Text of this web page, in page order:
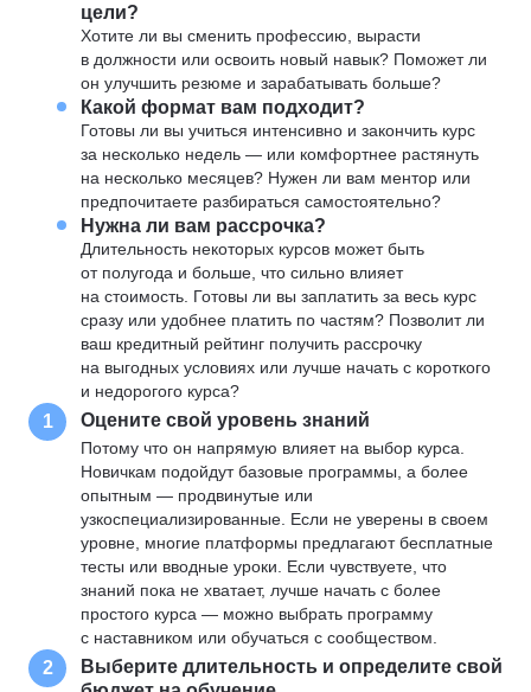
цели?
Хотите ли вы сменить профессию, вырасти
в должности или освоить новый навык? Поможет ли
он улучшить резюме и зарабатывать больше?
Какой формат вам подходит?
Готовы ли вы учиться интенсивно и закончить курс
за несколько недель — или комфортнее растянуть
на несколько месяцев? Нужен ли вам ментор или
предпочитаете разбираться самостоятельно?
Нужна ли вам рассрочка?
Длительность некоторых курсов может быть
от полугода и больше, что сильно влияет
на стоимость. Готовы ли вы заплатить за весь курс
сразу или удобнее платить по частям? Позволит ли
ваш кредитный рейтинг получить рассрочку
на выгодных условиях или лучше начать с короткого
и недорогого курса?
1 Оцените свой уровень знаний
Потому что он напрямую влияет на выбор курса.
Новичкам подойдут базовые программы, а более
опытным — продвинутые или
узкоспециализированные. Если не уверены в своем
уровне, многие платформы предлагают бесплатные
тесты или вводные уроки. Если чувствуете, что
знаний пока не хватает, лучше начать с более
простого курса — можно выбрать программу
с наставником или обучаться с сообществом.
2
Выберите длительность и определите свой